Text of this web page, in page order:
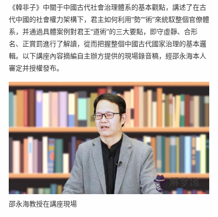
《韓非子》中關于中國古代社會治理體系的基本觀點，講述了在古
代中國的社會權力架構下，君主如何利用“勢”“術”來統馭整個官僚體
系，并通過具體案例對君王“道術”的三大要點，即守虛靜、合形
名、正賞罰進行了解讀，從而把握整個中國古代國家治理的基本邏
輯。以下講座內容摘編自主辦方提供的現場錄音稿，經邵永海本人
審定并授權發布。
邵永海教授在講座現場